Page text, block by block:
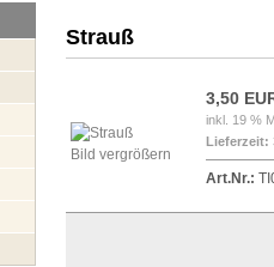
Strauß
Bild vergrößern
3,50
inkl. 19 %
Lieferzeit:
Art.Nr.: